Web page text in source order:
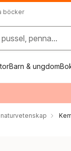
böcker
penna...
Barn & ungdom